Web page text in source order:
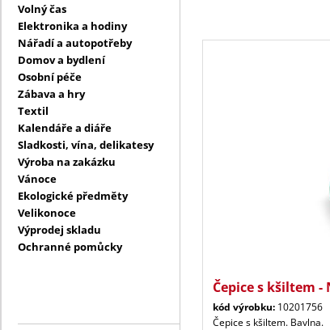
Volný čas
Elektronika a hodiny
Nářadí a autopotřeby
Domov a bydlení
Osobní péče
Zábava a hry
Textil
Kalendáře a diáře
Sladkosti, vína, delikatesy
Výroba na zakázku
Vánoce
Ekologické předměty
Velikonoce
Výprodej skladu
Ochranné pomůcky
Čepice s kšiltem -
kód výrobku: 10201756
Čepice s kšiltem. Bavlna.